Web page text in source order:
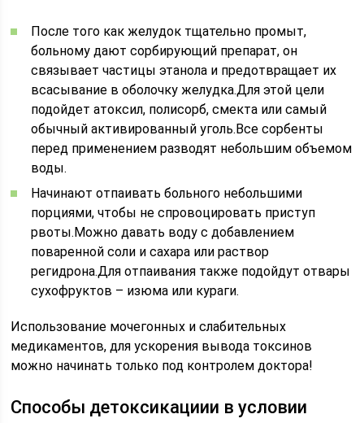
После того как желудок тщательно промыт,
больному дают сорбирующий препарат, он
связывает частицы этанола и предотвращает их
всасывание в оболочку желудка.Для этой цели
подойдет атоксил, полисорб, смекта или самый
обычный активированный уголь.Все сорбенты
перед применением разводят небольшим объемом
воды.
Начинают отпаивать больного небольшими
порциями, чтобы не спровоцировать приступ
рвоты.Можно давать воду с добавлением
поваренной соли и сахара или раствор
регидрона.Для отпаивания также подойдут отвары
сухофруктов – изюма или кураги.
Использование мочегонных и слабительных
медикаментов, для ускорения вывода токсинов
можно начинать только под контролем доктора!
Способы детоксикациии в условии